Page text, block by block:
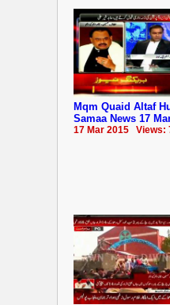
Mqm Quaid Altaf
Samaa News 17
17 Mar 2015 Views: